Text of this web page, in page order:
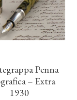
Penna
– Extra
1930